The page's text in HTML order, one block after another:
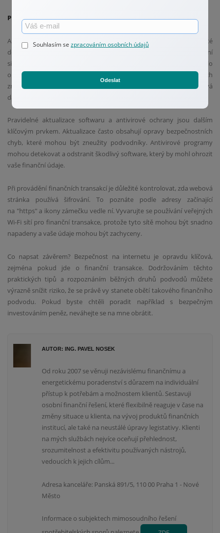
Praktické tipy pro bezpečné online transakce
Aby vaše online finanční transakce byly co nejbezpečnější, je důležité
dodržovat několik základních pravidel. Prvním krokem je používání
silných a unikátních hesel pro každou online službu. Heslo by mělo
obsahovat kombinaci velkých a malých písmen, čísel a speciálních
znaků. Dále je vhodné zapnout dvoufázové ověření, které přidává
další vrstvu zabezpečení.
Pravidelné aktualizace softwaru a antivirové ochrany jsou dalším
klíčovým prvkem. Aktualizace často obsahují opravy bezpečnostních
chyb, které mohou být zneužity podvodníky. Antivirové programy
mohou detekovat a odstranit škodlivý software, který by mohl ohrozit
vaše finanční údaje.
Při provádění finančních transakcí je důležité kontrolovat, zda webová
stránka používá šifrování. To poznáte podle adresy začínající
na "https" a ikony zámečku vedle ní. Vyvarujte se používání veřejných
Wi-Fi sítí pro finanční transakce, protože tyto sítě mohou být snadno
napadeny a vaše údaje mohou být zachyceny.
Co napsat závěrem? Bezpečnost na internetu je opravdu klíčová,
zejména pokud jde o finanční transakce. Dodržováním těchto
praktických tipů a rozpoznáním běžných druhů podvodů můžete
výrazně snížit riziko, že se právě vy stanete obětí takového finančního
podvodu. Pokud byste chtěli poradit například s bezpečným
investováním peněz, neváhejte se na mne obrátit.
AUTOR: ING. PAVEL NOSEK
Od roku 2007 se věnuji nezávislému finančnímu a
energetickému poradenství s důrazem na individuální
přístup k potřebám a možnostem klientů. Sestavuji
osobní finanční řešení, které flexibilně reaguje v čase na
změny situace u klienta, na vývoj produktů finančních
institucí, ale také na neustálé úpravy legistativy. Klienti
na mých službách nejvíce oceňují přehlednost,
srozumitelnost a efektivitu používaných nástrojů,
vedoucích k jejich cílům...
Adresa kanceláře: Panská 891/5, 110 00 Praha 1 - Nové
Město
Informace o subjektech mimosoudního řešení
Souhlasím se zpracováním osobních údajů
Odeslat